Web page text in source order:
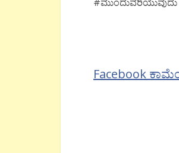
‪#‎ಮುಂದುವರಿಯುವುದು
Facebook